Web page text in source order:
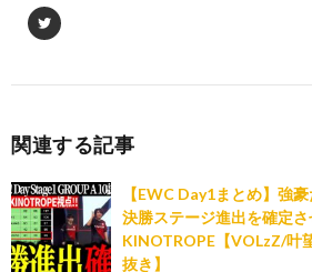
関連する記事
【EWC Day1まとめ】強
決勝ステージ進出を確定さ
KINOTROPE【VOLzZ/叶
抜き】